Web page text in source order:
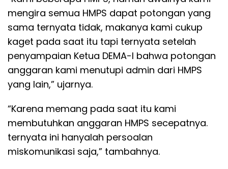
mengira semua HMPS dapat potongan yang
sama ternyata tidak, makanya kami cukup
kaget pada saat itu tapi ternyata setelah
penyampaian Ketua DEMA-I bahwa potongan
anggaran kami menutupi admin dari HMPS
yang lain,” ujarnya.
“Karena memang pada saat itu kami
membutuhkan anggaran HMPS secepatnya.
ternyata ini hanyalah persoalan
miskomunikasi saja,” tambahnya.